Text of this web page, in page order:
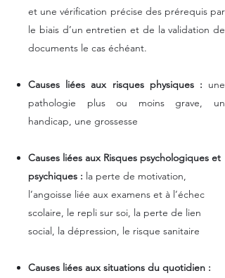
et une vérification précise des prérequis par
le biais d’un entretien et de la validation de
documents le cas échéant.
Causes liées aux risques physiques : une
pathologie plus ou moins grave, un
handicap, une grossesse
Causes liées aux Risques psychologiques et
psychiques : la perte de motivation,
l’angoisse liée aux examens et à l’échec
scolaire, le repli sur soi, la perte de lien
social, la dépression, le risque sanitaire
Causes liées aux situations du quotidien :